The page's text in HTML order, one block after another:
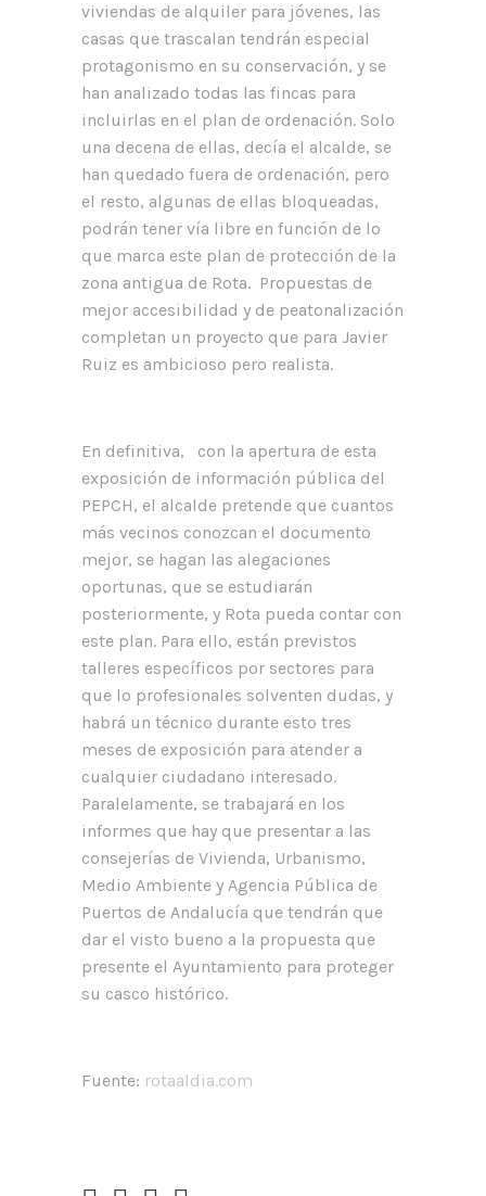
viviendas de alquiler para jóvenes, las
casas que trascalan tendrán especial
protagonismo en su conservación, y se
han analizado todas las fincas para
incluirlas en el plan de ordenación. Solo
una decena de ellas, decía el alcalde, se
han quedado fuera de ordenación, pero
el resto, algunas de ellas bloqueadas,
podrán tener vía libre en función de lo
que marca este plan de protección de la
zona antigua de Rota. Propuestas de
mejor accesibilidad y de peatonalización
completan un proyecto que para Javier
Ruiz es ambicioso pero realista.
En definitiva, con la apertura de esta
exposición de información pública del
PEPCH, el alcalde pretende que cuantos
más vecinos conozcan el documento
mejor, se hagan las alegaciones
oportunas, que se estudiarán
posteriormente, y Rota pueda contar con
este plan. Para ello, están previstos
talleres específicos por sectores para
que lo profesionales solventen dudas, y
habrá un técnico durante esto tres
meses de exposición para atender a
cualquier ciudadano interesado.
Paralelamente, se trabajará en los
informes que hay que presentar a las
consejerías de Vivienda, Urbanismo,
Medio Ambiente y Agencia Pública de
Puertos de Andalucía que tendrán que
dar el visto bueno a la propuesta que
presente el Ayuntamiento para proteger
su casco histórico.
Fuente: rotaaldia.com